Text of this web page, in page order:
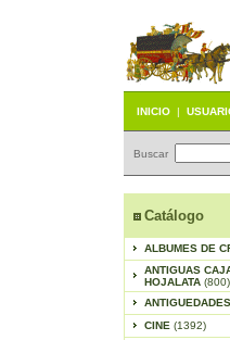
INICIO |
Buscar
Catálogo
ALBUMES DE
ANTIGUAS
HOJALATA (800)
ANTIGUEDADES
CINE (1392)